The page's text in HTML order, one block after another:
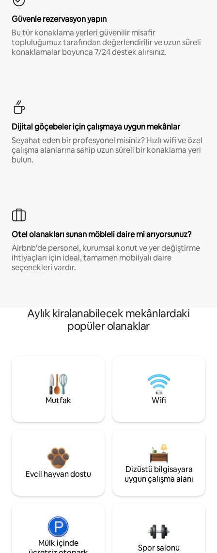
Güvenle rezervasyon yapın
Bu tür konaklama yerleri güvenilir misafir
topluluğumuz tarafından değerlendirilir ve uzun süreli
konaklamalar boyunca 7/24 destek alırsınız.
Dijital göçebeler için çalışmaya uygun mekânlar
Seyahat eden bir profesyonel misiniz? Hızlı wifi ve özel
çalışma alanlarına sahip uzun süreli bir konaklama yeri
bulun.
Otel olanakları sunan möbleli daire mi arıyorsunuz?
Airbnb'de personel, kurumsal konut ve yer değiştirme
ihtiyaçları için ideal, tamamen mobilyalı daire
seçenekleri vardır.
Aylık kiralanabilecek mekânlardaki
popüler olanaklar
Mutfak Wifi
Evcil hayvan dostu
Dizüstü bilgisayara
uygun çalışma alanı
Mülk içinde
Spor salonu